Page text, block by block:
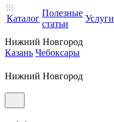
Каталог
Полезные
статьи
Услуги
Нижний Новгород
Казань Чебоксары
Нижний Новгород